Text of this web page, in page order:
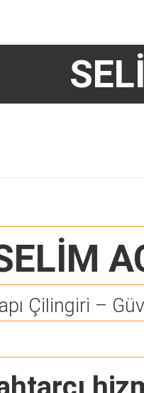
Çilingiri –